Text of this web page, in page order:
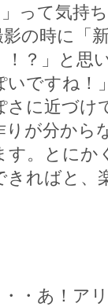
って気持
の時に「
！？」と思
いですね
さに近づ
が分から
。とにか
きればと、
・あ！ア